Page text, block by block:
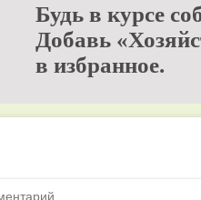
Будь в курсе
Добавь
в избранное.